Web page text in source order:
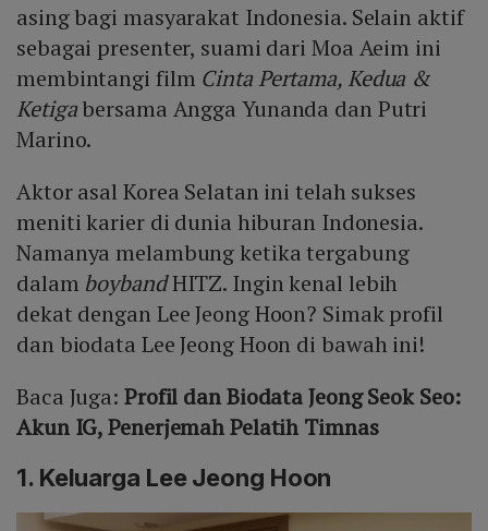
asing bagi masyarakat Indonesia. Selain aktif
sebagai presenter, suami dari Moa Aeim ini
membintangi film Cinta Pertama, Kedua &
Ketigabersama Angga Yunanda dan Putri
Marino.
Aktor asal Korea Selatan ini telah sukses
meniti karier di dunia hiburan Indonesia.
Namanya melambung ketika tergabung
dalam boybandHITZ. Ingin kenal lebih
dekat dengan Lee Jeong Hoon? Simak profil
dan biodata Lee Jeong Hoon di bawah ini!
Baca Juga: Profil dan Biodata Jeong Seok Seo:
Akun IG, Penerjemah Pelatih Timnas
1. Keluarga Lee Jeong Hoon